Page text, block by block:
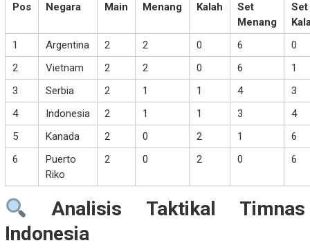
Pos Negara Main Menang Kalah
Set
Menang
Set
1
Argentina 2 2 0 6
0
2
Vietnam 2 2 0 6
1
3
Serbia 2 1 1 4
3
4
Indonesia 2 1 1 3
4
5
Kanada 2 0 2 1
6
6
Puerto
Riko
2 0 2 0 6
Analisis Taktikal Timnas
Indonesia